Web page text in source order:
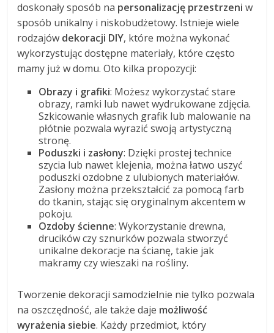
doskonały sposób na personalizację przestrzeni w
sposób unikalny i niskobudżetowy. Istnieje wiele
rodzajów dekoracji DIY, które można wykonać
wykorzystując dostępne materiały, które często
mamy już w domu. Oto kilka propozycji:
Obrazy i grafiki: Możesz wykorzystać stare
obrazy, ramki lub nawet wydrukowane zdjęcia.
Szkicowanie własnych grafik lub malowanie na
płótnie pozwala wyrazić swoją artystyczną
stronę.
Poduszki i zasłony: Dzięki prostej technice
szycia lub nawet klejenia, można łatwo uszyć
poduszki ozdobne z ulubionych materiałów.
Zasłony można przekształcić za pomocą farb
do tkanin, stając się oryginalnym akcentem w
pokoju.
Ozdoby ścienne: Wykorzystanie drewna,
drucików czy sznurków pozwala stworzyć
unikalne dekoracje na ścianę, takie jak
makramy czy wieszaki na rośliny.
Tworzenie dekoracji samodzielnie nie tylko pozwala
na oszczędność, ale także daje możliwość
wyrażenia siebie. Każdy przedmiot, który